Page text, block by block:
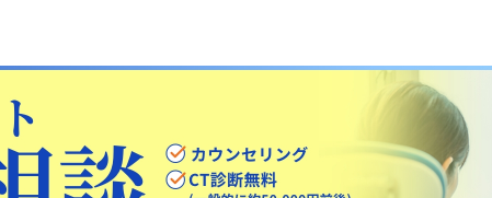
011-833-5500
月火水木金土 10:00〜13:30
/ 14:30〜18:00
日本歯科静岡
054-252-8148
月火水金土 10:00〜13:30 /
日本歯科豊平 日本歯科静岡